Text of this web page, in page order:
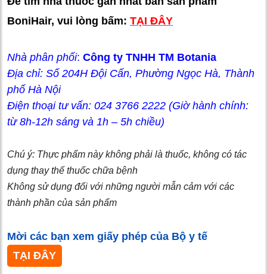
BoniHair, vui lòng bấm: TẠI ĐÂY
Nhà phân phối: Công ty TNHH TM Botania
Địa chỉ: Số 204H Đội Cấn, Phường Ngọc Hà, Thành
phố Hà Nội
Điện thoại tư vấn: 024 3766 2222 (Giờ hành chính:
từ 8h-12h sáng và 1h – 5h chiều)
Chú ý: Thực phẩm này không phải là thuốc, không có tác
dụng thay thế thuốc chữa bệnh
Không sử dụng đối với những người mẫn cảm với các
thành phần của sản phẩm
Mời các bạn xem giấy phép của Bộ y tế
TẠI ĐÂY